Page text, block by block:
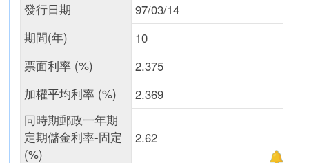
發行日期
97/03/14
期間(年)
10
票面利率 (%)
2.375
加權平均利率 (%)
2.369
同時期郵政一年期
定期儲金利率-固定
(%)
2.62